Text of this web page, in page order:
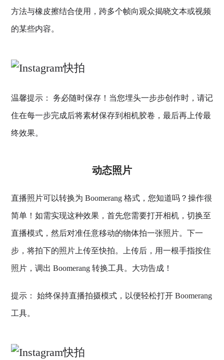
方法与橡皮擦结合使用，跨多个帧向观众揭晓文本或视频
的某些内容。
温馨提示： 务必随时保存！当您埋头一步步创作时，请记
住在每一步完成后将素材保存到相机胶卷，最后再上传最
终效果。
动态照片
直播照片可以转换为 Boomerang 格式，您知道吗？操作很
简单！如需实现这种效果，首先您需要打开相机，切换至
直播模式，然后对准任意移动的物体拍一张照片。下一
步，将拍下的照片上传至快拍。上传后，用一根手指按住
照片，调出 Boomerang 转换工具。大功告成！
提示： 始终保持直播拍摄模式，以便轻松打开 Boomerang
工具。